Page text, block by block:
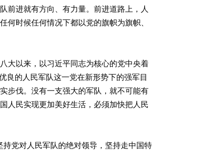
前进就有方向、有力量。前进道路上，人
何时候任何情况下都以党的旗帜为旗帜、
大以来，以习近平同志为核心的党中央着
良的人民军队这一党在新形势下的强军目
步伐。没有一支强大的军队，就不可能有
人民实现更加美好生活，必须加快把人民
党对人民军队的绝对领导，坚持走中国特